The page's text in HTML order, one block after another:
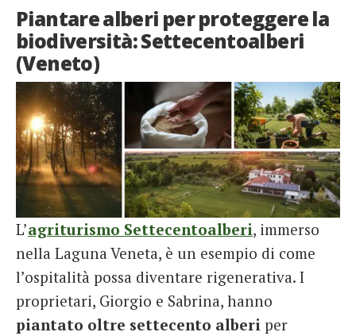
Piantare alberi per proteggere la
biodiversità: Settecentoalberi
(Veneto)
L’agriturismo Settecentoalberi, immerso
nella Laguna Veneta, è un esempio di come
l’ospitalità possa diventare rigenerativa. I
proprietari, Giorgio e Sabrina, hanno
piantato oltre settecento alberi per